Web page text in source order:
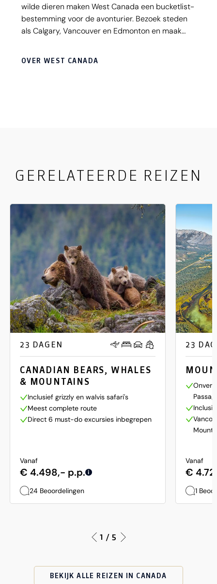
wilde dieren maken West Canada een bucketlist-
bestemming voor de avonturier. Bezoek steden
als Calgary, Vancouver en Edmonton en maak
OVER WEST CANADA
GERELATEERDE REIZEN
23 DAGEN
CANADIAN BEARS, WHALES
& MOUNTAINS
Inclusief grizzly en walvis safari's
Meest complete route
Direct 6 must-do excursies inbegrepen
Vanaf
€ 4.498,- p.p. i
24 Beoordelingen
23
Vanaf
€
1
1 / 5
BEKIJK ALLE REIZEN IN CANADA